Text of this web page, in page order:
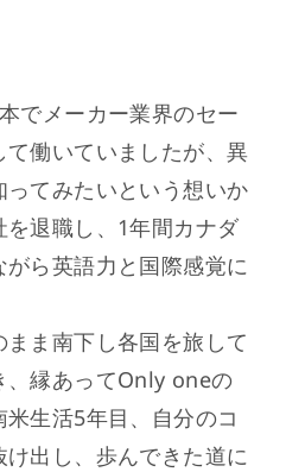
でメーカー業界のセー
働いていましたが、異
てみたいという想いか
を退職し、1年間カナダ
ら英語力と国際感覚に
ま南下し各国を旅して
、縁あってOnly oneの
生活5年目、自分のコ
出し、歩んできた道に